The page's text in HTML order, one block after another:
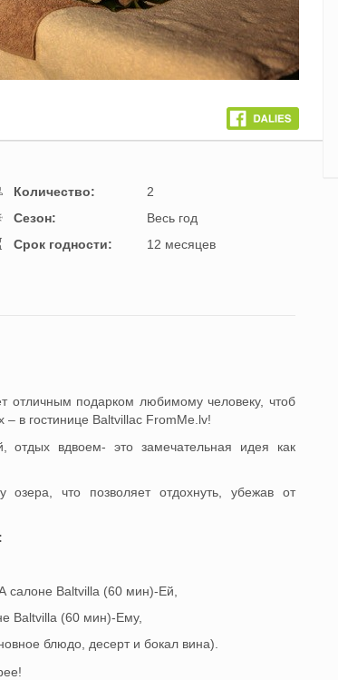
Количество:
2
Cезон:
Весь год
Cрок годности:
12 месяцев
отличным подарком любимому человеку, чтоб
в гостинице Baltvillaс FromMe.lv!
вдвоем- это замечательная идея как
что позволяет отдохнуть, убежав от
салоне Baltvilla (60 мин)-Ей,
Baltvilla (60 мин)-Ему,
блюдо, десерт и бокал вина).